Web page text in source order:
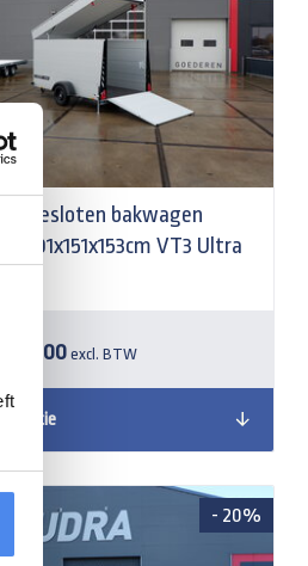
gesloten bakwagen
301x151x153cm VT3 Ultra
excl. BTW
- 20%